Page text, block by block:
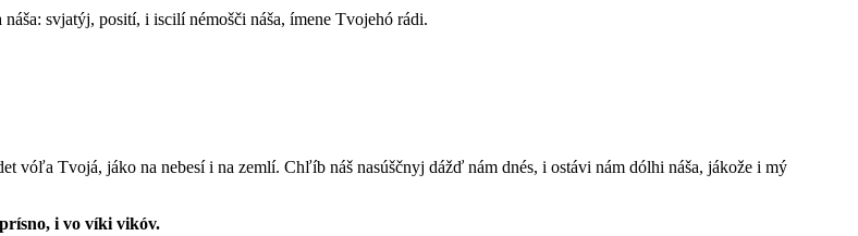
svjatýj, posití, i iscilí némošči náša, ímene Tvojehó rádi.
vóľa Tvojá, jáko na nebesí i na zemlí. Chľíb náš nasúščnyj dážď nám dnés, i ostávi nám dólhi náša, jákože i mý
i vo víki vikóv.